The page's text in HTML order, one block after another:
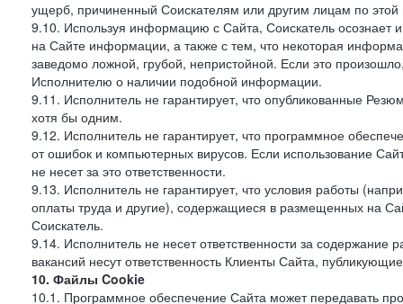
ущерб, причиненный Соискателям или другим лицам по этой
9.10. Используя информацию с Сайта, Соискатель осознает
на Сайте информации, а также с тем, что некоторая
заведомо ложной, грубой, непристойной. Если это
Исполнителю о наличии подобной информации.
9.11. Исполнитель не гарантирует, что опубликованные
хотя бы одним.
9.12. Исполнитель не гарантирует, что программное
от ошибок и компьютерных вирусов. Если использование
не несет за это ответственности.
9.13. Исполнитель не гарантирует, что условия работы
оплаты труда и другие), содержащиеся в размещенных на
Соискатель.
9.14. Исполнитель не несет ответственности за
вакансий несут ответственность Клиенты Сайта,
10. Файлы Cookie
10.1. Программное обеспечение Сайта может передавать